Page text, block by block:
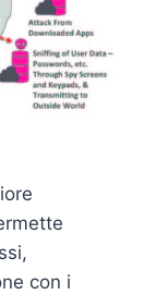
con i